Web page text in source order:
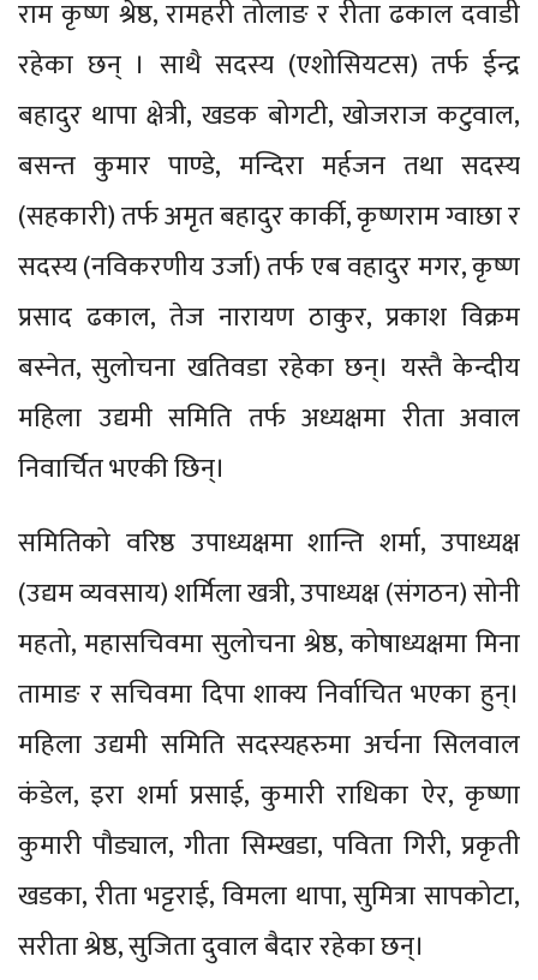
राम कृष्ण श्रेष्ठ, रामहरी तोलाङ र रीता ढकाल दवाडी
रहेका छन् । साथै सदस्य (एशोसियटस) तर्फ ईन्द्र
बहादुर थापा क्षेत्री, खडक बोगटी, खोजराज कटुवाल,
बसन्त कुमार पाण्डे, मन्दिरा मर्हजन तथा सदस्य
(सहकारी) तर्फ अमृत बहादुर कार्की, कृष्णराम ग्वाछा र
सदस्य (नविकरणीय उर्जा) तर्फ एब वहादुर मगर, कृष्ण
प्रसाद ढकाल, तेज नारायण ठाकुर, प्रकाश विक्रम
बस्नेत, सुलोचना खतिवडा रहेका छन्। यस्तै केन्दीय
महिला उद्यमी समिति तर्फ अध्यक्षमा रीता अवाल
निवार्चित भएकी छिन्।
समितिको वरिष्ठ उपाध्यक्षमा शान्ति शर्मा, उपाध्यक्ष
(उद्यम व्यवसाय) शर्मिला खत्री, उपाध्यक्ष (संगठन) सोनी
महतो, महासचिवमा सुलोचना श्रेष्ठ, कोषाध्यक्षमा मिना
तामाङ र सचिवमा दिपा शाक्य निर्वाचित भएका हुन्।
महिला उद्यमी समिति सदस्यहरुमा अर्चना सिलवाल
कंडेल, इरा शर्मा प्रसाई, कुमारी राधिका ऐर, कृष्णा
कुमारी पौड्याल, गीता सिम्खडा, पविता गिरी, प्रकृती
खडका, रीता भट्टराई, विमला थापा, सुमित्रा सापकोटा,
सरीता श्रेष्ठ, सुजिता दुवाल बैदार रहेका छन्।